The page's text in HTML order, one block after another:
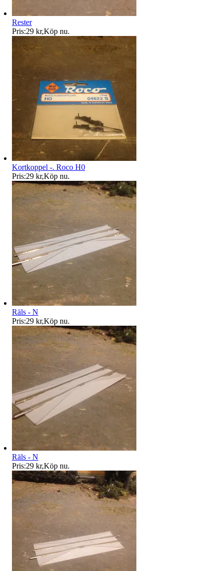
Rester
Pris:29 kr,Köp nu.
Kortkoppel -. Roco H0
Pris:29 kr,Köp nu.
Räls - N
Pris:29 kr,Köp nu.
Räls - N
Pris:29 kr,Köp nu.